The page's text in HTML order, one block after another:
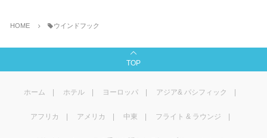
HOME ウインドフック
TOP
ホーム ホテル ヨーロッパ アジア& パシフィック
アフリカ アメリカ 中東 フライト & ラウンジ